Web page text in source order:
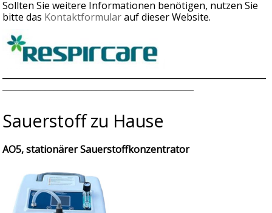
Sollten Sie weitere Informationen benötigen, nutzen Sie
bitte das Kontaktformularauf dieser Website.
Sauerstoff zu Hause
AO5, stationärer Sauerstoffkonzentrator